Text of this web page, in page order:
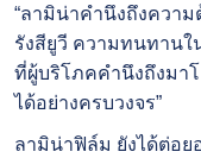
“ลามิน่าคำนึงถึงความ
รังสียูวี ความทนทาน
ที่ผู้บริโภคคำนึงถึงมา
ได้อย่างครบวงจร”
ลามิน่าฟิล์ม ยังได้ต่อ